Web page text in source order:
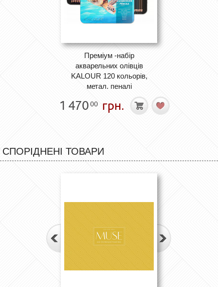
Преміум -набір
акварельних олівців
KALOUR 120 кольорів,
метал. пеналі
1 47000 грн.
СПОРІДНЕНІ ТОВАРИ